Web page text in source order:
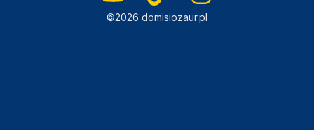
©2026 domisiozaur.pl